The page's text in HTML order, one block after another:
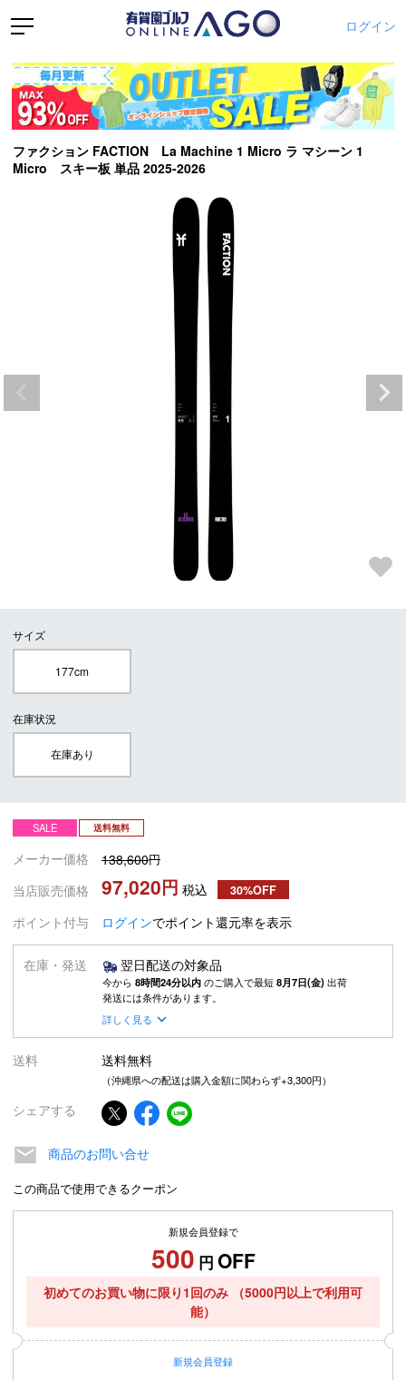
ログイン
ファクション FACTION La Machine 1 Micro ラ マシーン 1
Micro スキー板 単品 2025-2026
サイズ
177cm
在庫状況
在庫あり
SALE 送料無料
メーカー価格
138,600
当店販売価格
97,020 税込 30%OFF
ポイント付与 ログインでポイント還元率を表示
在庫・発送 翌日配送の対象品
今から 8時間24分以内のご購入で最短8月7日(金)出荷
発送には条件があります。
詳しく見る
送料 送料無料
（沖縄県への配送は購入金額に関わらず+3,300円）
シェアする
商品のお問い合せ
この商品で使用できるクーポン
新規会員登録で
500 円 OFF
初めてのお買い物に限り1回のみ
（5000円以上で利用可
能）
新規会員登録